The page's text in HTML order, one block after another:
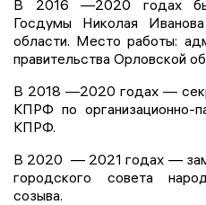
В 2016 —2020 годах
Госдумы Николая
области. Место работы:
правительства Орловской
В 2018 —2020 годах —
КПРФ по
КПРФ.
В 2020 — 2021 годах —
городского совета
созыва.